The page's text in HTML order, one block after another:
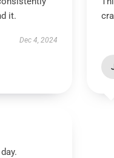
it.
Dec 4, 2024